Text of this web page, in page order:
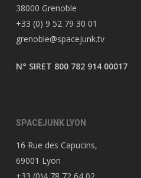
38000 Grenoble
+33 (0) 9 52 79 30 01
grenoble@spacejunk.tv
N° SIRET 800 782 914 00017
SPACEJUNK LYON
16 Rue des Capucins,
69001 Lyon